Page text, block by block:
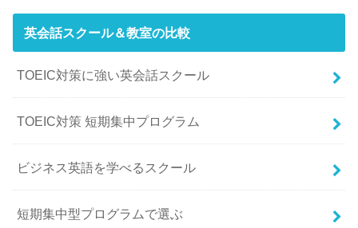
英会話スクール＆教室の比較
TOEIC対策に強い英会話スクール
TOEIC対策 短期集中プログラム
ビジネス英語を学べるスクール
短期集中型プログラムで選ぶ